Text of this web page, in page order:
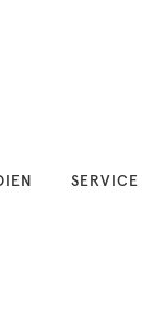
SERVICE